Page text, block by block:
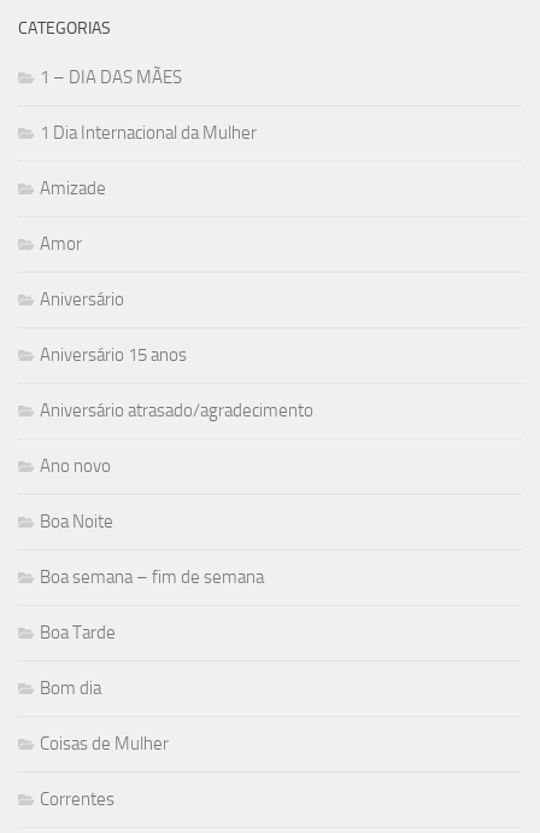
CATEGORIAS
1 – DIA DAS MÃES
1 Dia Internacional da Mulher
Amizade
Amor
Aniversário
Aniversário 15 anos
Aniversário atrasado/agradecimento
Ano novo
Boa Noite
Boa semana – fim de semana
Boa Tarde
Bom dia
Coisas de Mulher
Correntes